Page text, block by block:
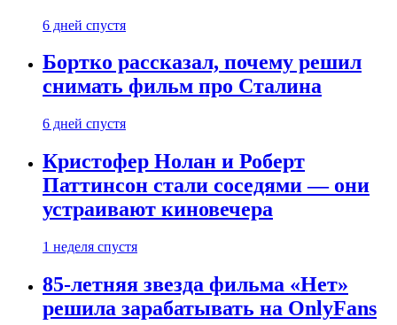
6 дней спустя
Бортко рассказал, почему решил
снимать фильм про Сталина
6 дней спустя
Кристофер Нолан и Роберт
Паттинсон стали соседями — они
устраивают киновечера
1 неделя спустя
85-летняя звезда фильма «Нет»
решила зарабатывать на OnlyFans